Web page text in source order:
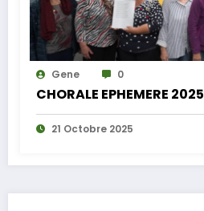
Gene 0
CHORALE EPHEMERE 2025
21 Octobre 2025